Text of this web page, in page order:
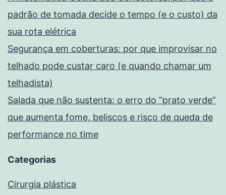
padrão de tomada decide o tempo (e o custo) da
sua rota elétrica
Segurança em coberturas: por que improvisar no
telhado pode custar caro (e quando chamar um
telhadista)
Salada que não sustenta: o erro do “prato verde”
que aumenta fome, beliscos e risco de queda de
performance no time
Categorias
Cirurgia plástica